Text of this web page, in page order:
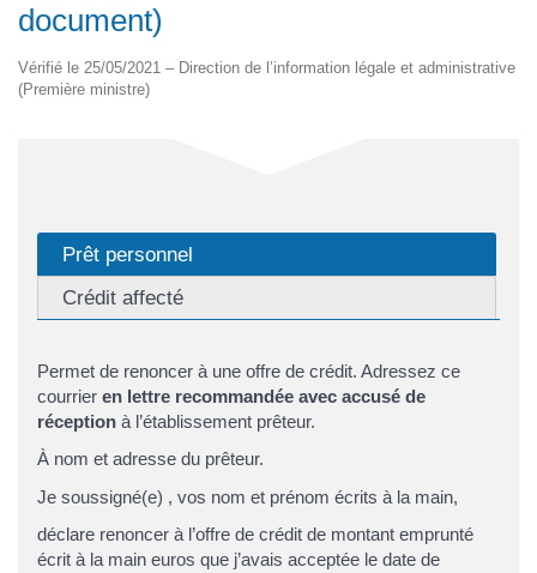
document)
Vérifié le 25/05/2021 – Direction de l’information légale et administrative
(Première ministre)
Prêt personnel
Crédit affecté
Permet de renoncer à une offre de crédit. Adressez ce
courrier en lettre recommandée avec accusé de
réception à l’établissement prêteur.
À nom et adresse du prêteur.
Je soussigné(e) , vos nom et prénom écrits à la main,
déclare renoncer à l’offre de crédit de montant emprunté
écrit à la main euros que j’avais acceptée le date de